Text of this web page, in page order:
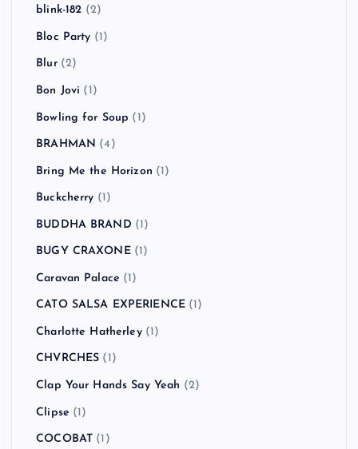
blink-182 (2)
Bloc Party (1)
Blur(2)
Bon Jovi (1)
Bowling for Soup (1)
BRAHMAN (4)
Bring Me the Horizon (1)
Buckcherry (1)
BUDDHA BRAND (1)
BUGY CRAXONE(1)
Caravan Palace (1)
CATO SALSA EXPERIENCE (1)
Charlotte Hatherley(1)
CHVRCHES (1)
Clap Your Hands Say Yeah (2)
Clipse (1)
COCOBAT (1)